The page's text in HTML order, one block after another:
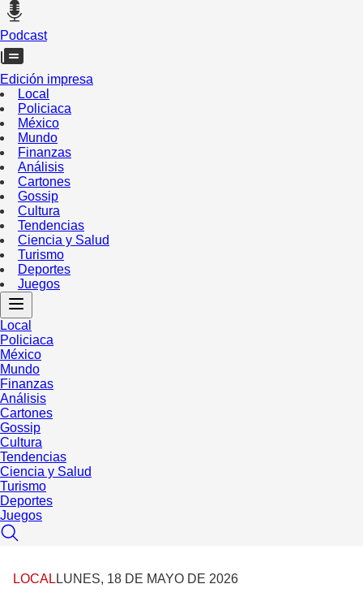
Podcast
Edición impresa
Local
Policiaca
México
Mundo
Finanzas
Análisis
Cartones
Gossip
Cultura
Tendencias
Ciencia y Salud
Turismo
Deportes
Juegos
Local
Policiaca
México
Mundo
Finanzas
Análisis
Cartones
Gossip
Cultura
Tendencias
Ciencia y Salud
Turismo
Deportes
Juegos
LOCAL LUNES, 18 DE MAYO DE 2026